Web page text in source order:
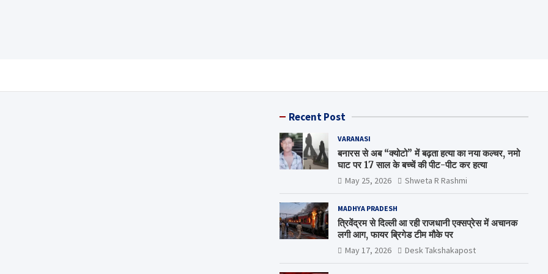
Recent Post
VARANASI
बनारस से अब “क्योटो” में बढ़ता हत्या का नया कल्चर, नमो
घाट पर 17 साल के बच्चें की पीट-पीट कर हत्या
May 25, 2026 Shweta R Rashmi
MADHYA PRADESH
त्रिवेंद्रम से दिल्ली आ रही राजधानी एक्सप्रेस में अचानक
लगी आग, फायर ब्रिगेड टीम मौके पर
May 17, 2026 Desk Takshakapost